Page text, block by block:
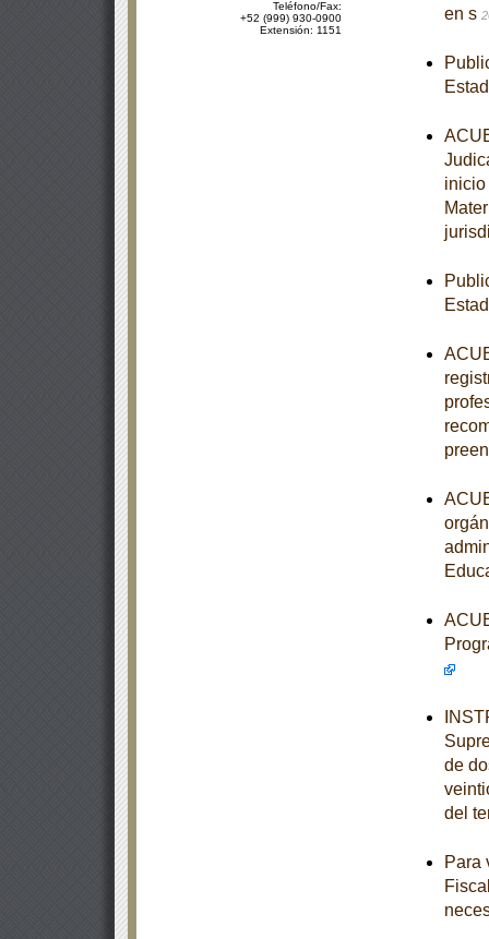
Teléfono/Fax:
+52 (999) 930-0900
Extensión: 1151
en s
inicio
de
del
Para